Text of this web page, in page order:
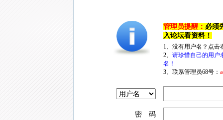
管理员提醒： 必须
入论坛看资料！
1、没有用户名？点
2、 请珍惜自己的用户
名！
3、联系管理员68号：
密 码